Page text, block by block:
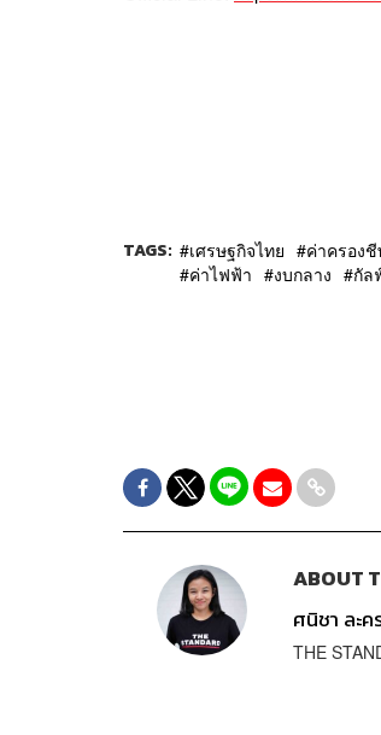
TAGS: เศรษฐกิจไทย ค่าครอง
ค่าไฟฟ้า
งบกลาง กัล
ABOUT
ศนิชา ละ
THE